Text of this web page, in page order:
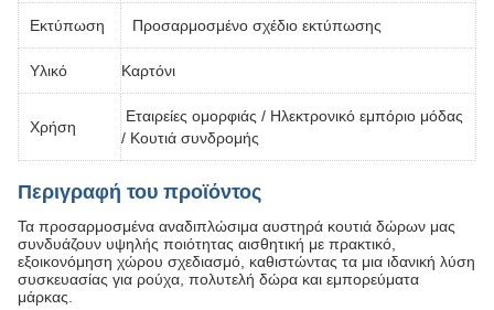
Εκτύπωση Προσαρμοσμένο σχέδιο εκτύπωσης
Υλικό Καρτόνι
Χρήση
Εταιρείες ομορφιάς / Ηλεκτρονικό εμπόριο μόδας
/ Κουτιά συνδρομής
Περιγραφή του προϊόντος
Τα προσαρμοσμένα αναδιπλώσιμα αυστηρά κουτιά δώρων μας
συνδυάζουν υψηλής ποιότητας αισθητική με πρακτικό,
εξοικονόμηση χώρου σχεδιασμό, καθιστώντας τα μια ιδανική λύση
συσκευασίας για ρούχα, πολυτελή δώρα και εμπορεύματα
μάρκας.